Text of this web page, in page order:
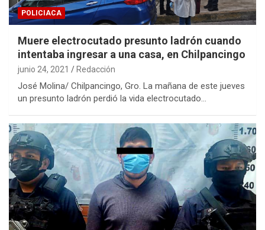
POLICIACA
Muere electrocutado presunto ladrón cuando
intentaba ingresar a una casa, en Chilpancingo
junio 24, 2021 Redacción
José Molina/ Chilpancingo, Gro. La mañana de este jueves
un presunto ladrón perdió la vida electrocutado…